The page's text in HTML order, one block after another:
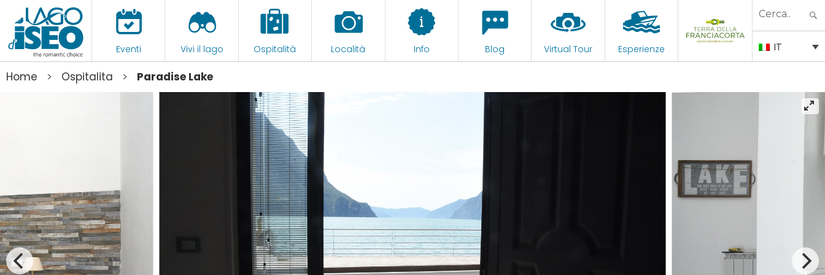
Eventi Vivi il lago Ospitalità Località Info Blog Virtual Tour Esperienze
Search
IT
Home > Ospitalita > Paradise Lake